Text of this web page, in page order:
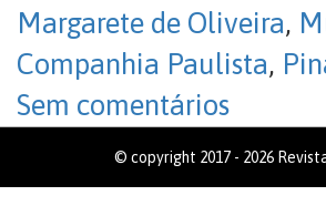
Margarete de Oliveira,
Companhia Paulista,
Sem comentários
© copyright 2017 - 2026